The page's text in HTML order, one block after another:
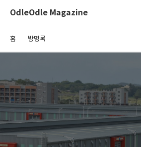
OdleOdle Magazine
홈 방명록